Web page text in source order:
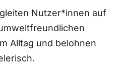
Nutzer*innen auf
Alltag und belohnen